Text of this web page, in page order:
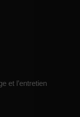
et l’entretien